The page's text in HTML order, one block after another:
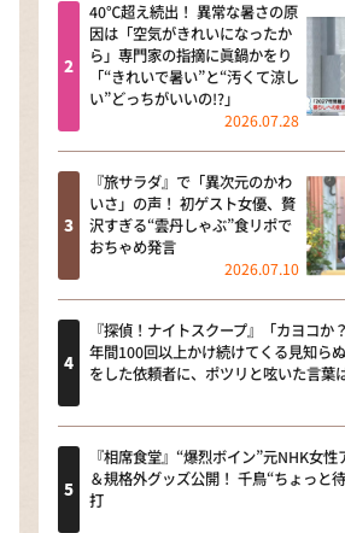
40℃超え続出！ 異常な暑さの原
因は「空気がきれいになったか
ら」専門家の指摘に眞鍋かをり
「“きれいで暑い”と“汚くて涼し
い”どっちがいいの!?」
2026.07.28
『旅サラダ』で「異次元のかわ
いさ」の声！ 初ゲスト女優、贅
沢すぎる“雲丹しゃぶ”食リポで
おちゃめ発言
2026.07.10
『探偵！ナイトスクープ』「カヨコか
年間100回以上かけ続けてくる見知ら
をした依頼者に、ポツリと呟いた言葉
『相席食堂』“爆烈ボイン”元NHK女
＆規格外グッズ公開！ 千鳥“ちょっと
打